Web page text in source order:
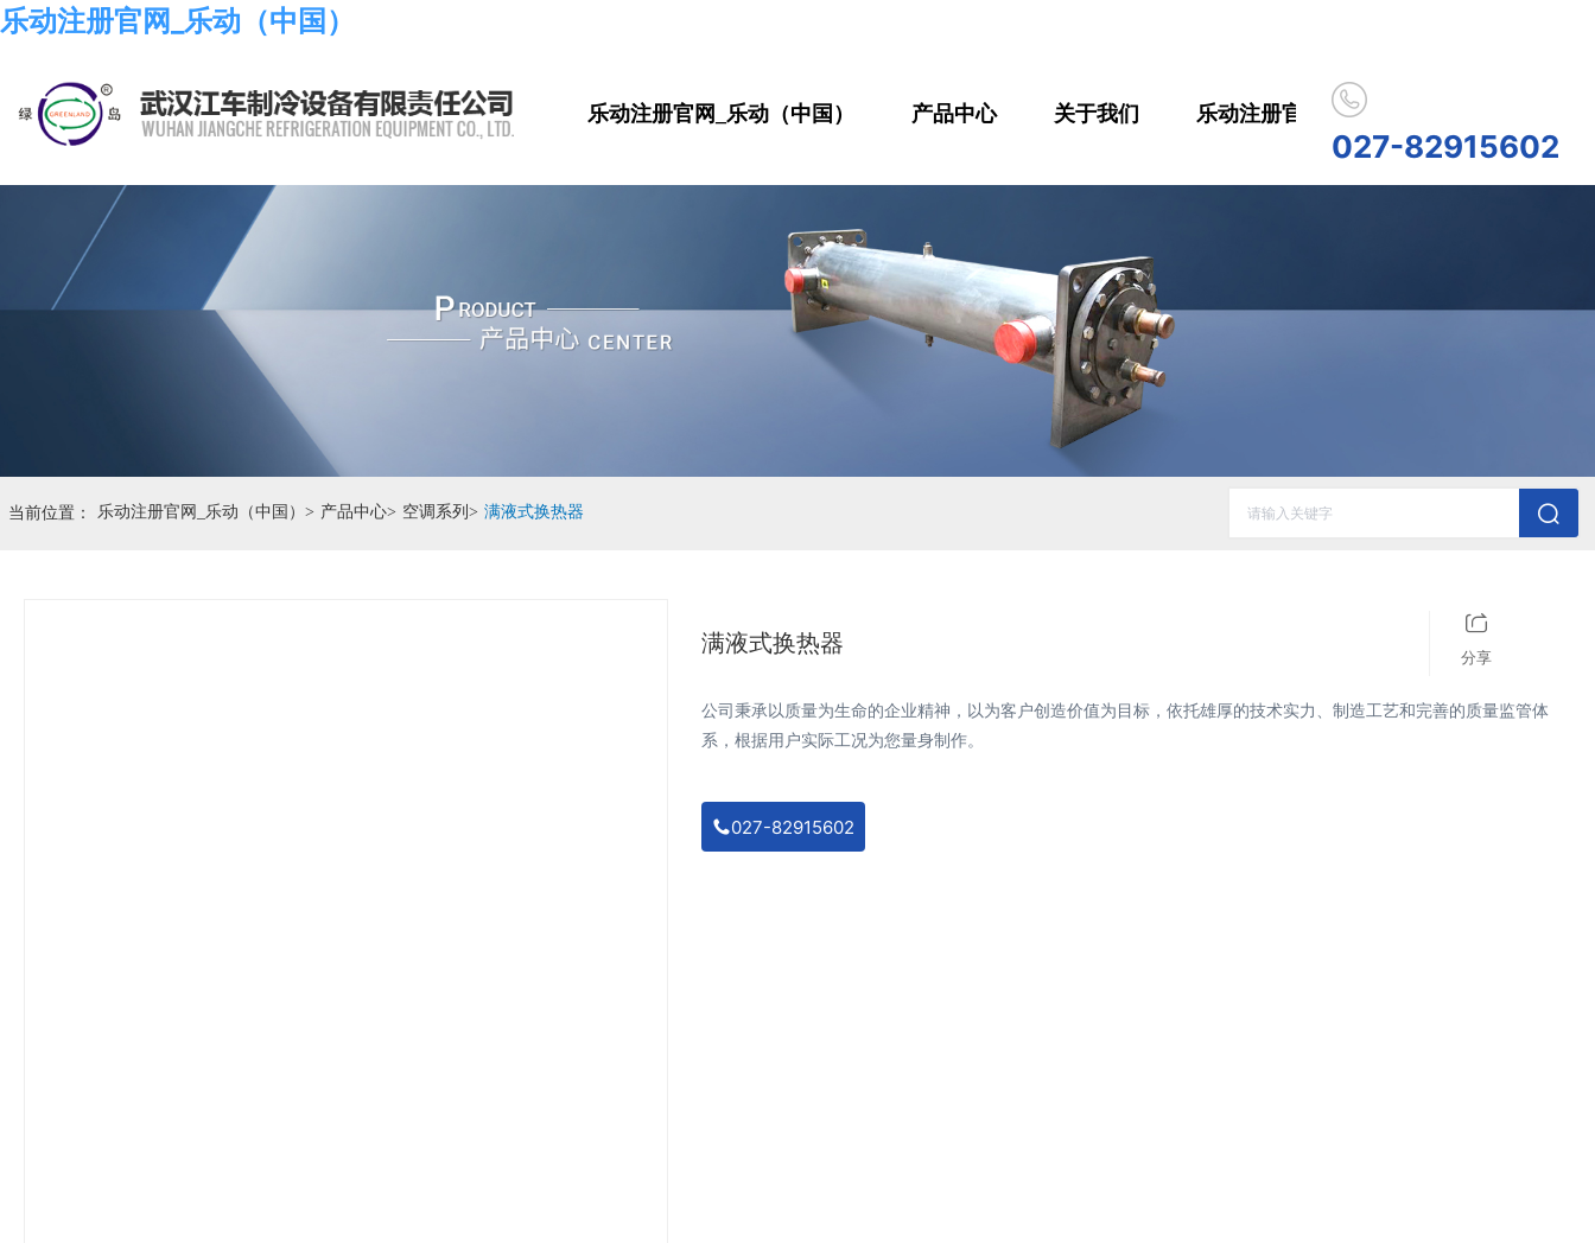
乐动注册官网_乐动（中国）
乐动注册官网_乐动（中国） 产品中心 关于我们 乐动注册官网_乐动（中国）
027-82915602
当前位置： 乐动注册官网_乐动（中国）> 产品中心> 空调系列> 满液式换热器 清空记录
满液式换热器 分享
公司秉承以质量为生命的企业精神，以为客户创造价值为目标，依托雄厚的技术实力、制造工艺和完善的质量监管体
系，根据用户实际工况为您量身制作。
027-82915602